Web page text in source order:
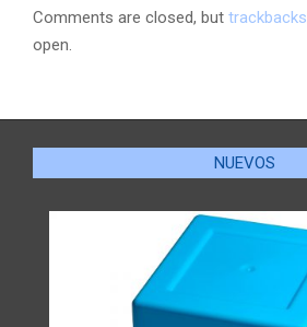
Comments are closed, but trackbacks
open.
NUEVOS